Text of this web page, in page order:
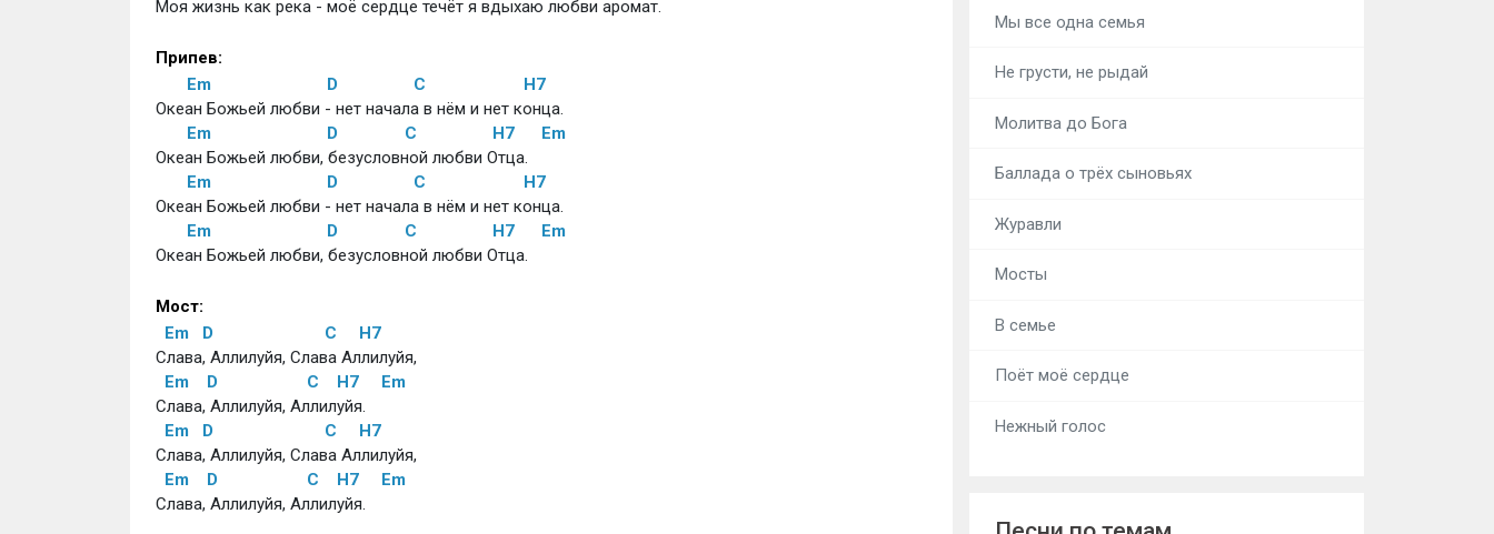
Моя жизнь как река - моё сердце течёт я вдыхаю любви аромат.
Припев:
Em
D C
H7
Океан Божьей любви - нет начала в нём и нет конца.
Em
D C H7
Em
Океан Божьей любви, безусловной любви Отца.
Em
D C
H7
Океан Божьей любви - нет начала в нём и нет конца.
Em
D C H7
Em
Океан Божьей любви, безусловной любви Отца.
Мост:
Em
D C
H7
Слава, Аллилуйя, Слава Аллилуйя,
Em
D C H7
Em
Слава, Аллилуйя, Аллилуйя.
Em
D C
H7
Слава, Аллилуйя, Слава Аллилуйя,
Em
D C H7
Em
Слава, Аллилуйя, Аллилуйя.
Мы все одна семья
Не грусти, не рыдай
Молитва до Бога
Баллада о трёх сыновьях
Журавли
Мосты
В семье
Поёт моё сердце
Нежный голос